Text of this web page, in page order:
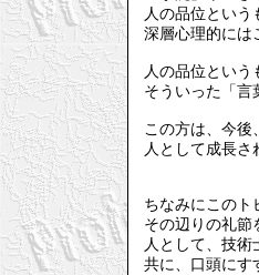
人の品位とい
深層心理的には
人の品位という
そういった「言
この方は、今後
人として成長さ
ちなみにこのト
その辺りの礼節
人として、技術
共に、口頭にす